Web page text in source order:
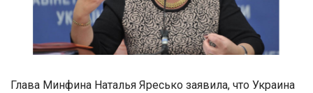
Глава Минфина Наталья Яресько заявила, что Украина